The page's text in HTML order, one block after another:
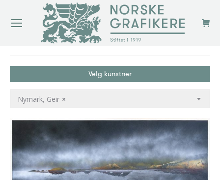
Velg kunstner
×
Nymark, Geir